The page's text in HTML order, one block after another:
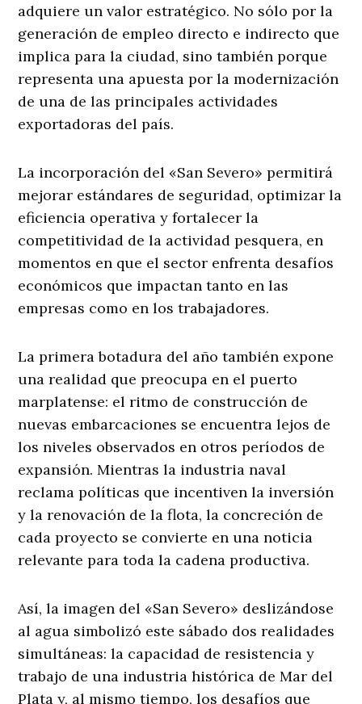
adquiere un valor estratégico. No sólo por la
generación de empleo directo e indirecto que
implica para la ciudad, sino también porque
representa una apuesta por la modernización
de una de las principales actividades
exportadoras del país.
La incorporación del «San Severo» permitirá
mejorar estándares de seguridad, optimizar la
eficiencia operativa y fortalecer la
competitividad de la actividad pesquera, en
momentos en que el sector enfrenta desafíos
económicos que impactan tanto en las
empresas como en los trabajadores.
La primera botadura del año también expone
una realidad que preocupa en el puerto
marplatense: el ritmo de construcción de
nuevas embarcaciones se encuentra lejos de
los niveles observados en otros períodos de
expansión. Mientras la industria naval
reclama políticas que incentiven la inversión
y la renovación de la flota, la concreción de
cada proyecto se convierte en una noticia
relevante para toda la cadena productiva.
Así, la imagen del «San Severo» deslizándose
al agua simbolizó este sábado dos realidades
simultáneas: la capacidad de resistencia y
trabajo de una industria histórica de Mar del
Plata y, al mismo tiempo, los desafíos que